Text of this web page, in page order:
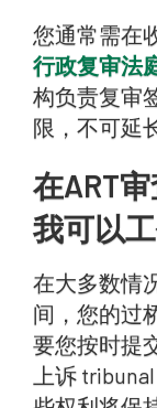
您通常需在
行政复审法
构负责复审
限，不可延
在ART
我可以
在大多数情
间，您的过
要您按时提
上诉